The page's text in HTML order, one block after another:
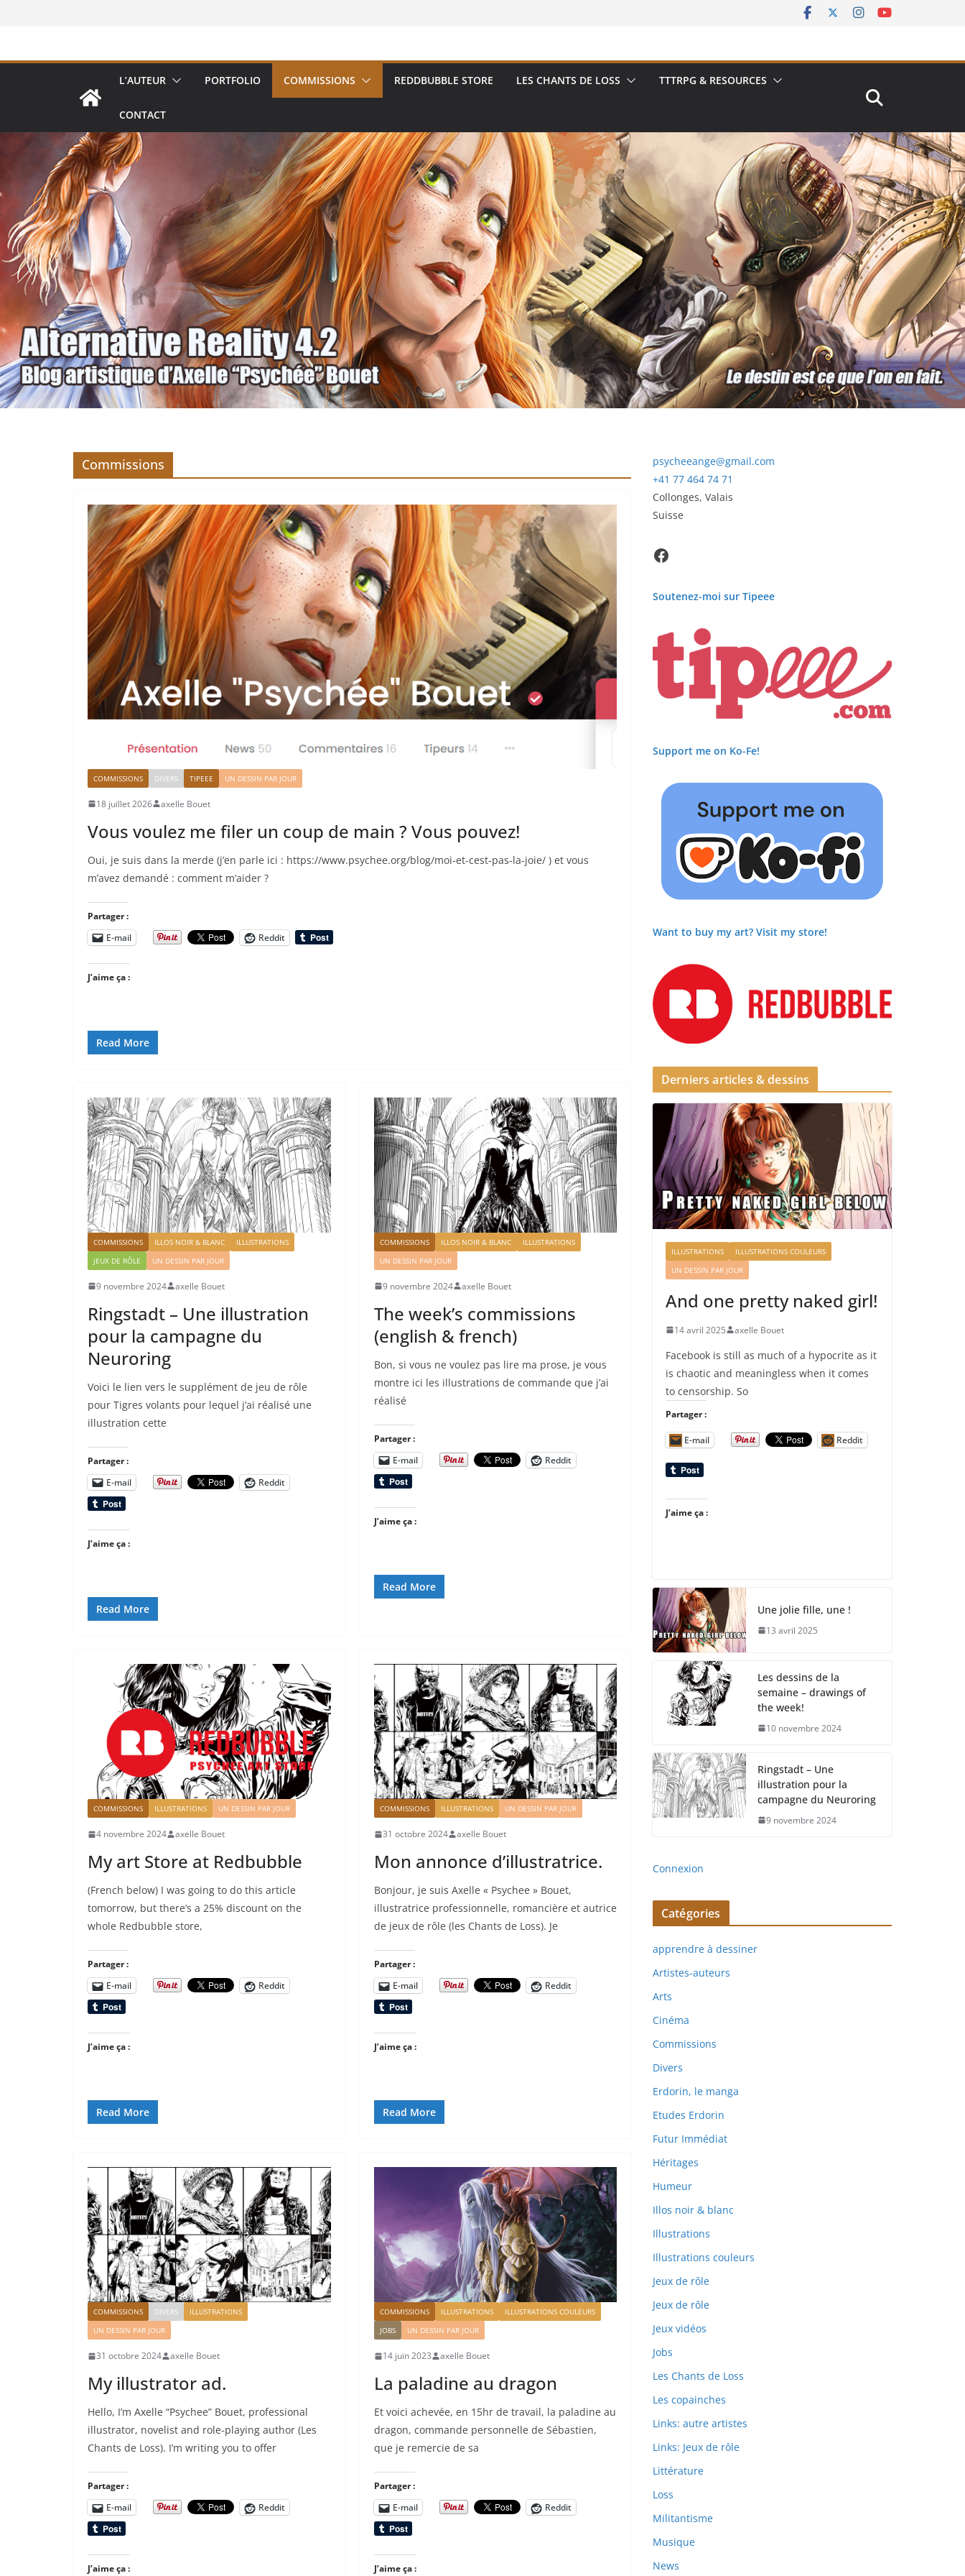
L’AUTEUR PORTFOLIO COMMISSIONS REDDBUBBLE STORE LES CHANTS DE LOSS TTTRPG & RESOURCES
CONTACT
Commissions
COMMISSIONS DIVERS TIPEEE UN DESSIN PAR JOUR
18 juillet 2026 axelle Bouet
Vous voulez me filer un coup de main ? Vous pouvez!
Oui, je suis dans la merde (j’en parle ici : https://www.psychee.org/blog/moi-et-cest-pas-la-joie/ ) et vous
m’avez demandé : comment m’aider ?
Partager :
E-mail
Reddit
J’aime ça :
Read More
COMMISSIONS ILLOS NOIR & BLANC
ILLUSTRATIONS
JEUX DE RÔLE
UN DESSIN PAR JOUR
9 novembre 2024 axelle Bouet
Ringstadt – Une illustration
pour la campagne du
Neuroring
Voici le lien vers le supplément de jeu de rôle
pour Tigres volants pour lequel j’ai réalisé une
illustration cette
Partager :
E-mail
Reddit
J’aime ça :
Read More
COMMISSIONS ILLOS NOIR & BLANC
ILLUSTRATIONS
UN DESSIN PAR JOUR
9 novembre 2024 axelle Bouet
The week’s commissions
(english & french)
Bon, si vous ne voulez pas lire ma prose, je vous
montre ici les illustrations de commande que j’ai
réalisé
Partager :
E-mail
Reddit
J’aime ça :
Read More
COMMISSIONS ILLUSTRATIONS UN DESSIN PAR JOUR
4 novembre 2024 axelle Bouet
My art Store at Redbubble
(French below) I was going to do this article
tomorrow, but there’s a 25% discount on the
whole Redbubble store,
Partager :
E-mail
Reddit
J’aime ça :
Read More
COMMISSIONS ILLUSTRATIONS UN DESSIN PAR JOUR
31 octobre 2024 axelle Bouet
Mon annonce d’illustratrice.
Bonjour, je suis Axelle « Psychee » Bouet,
illustratrice professionnelle, romancière et autrice
de jeux de rôle (les Chants de Loss). Je
Partager :
E-mail
Reddit
J’aime ça :
Read More
COMMISSIONS DIVERS
ILLUSTRATIONS
UN DESSIN PAR JOUR
31 octobre 2024 axelle Bouet
My illustrator ad.
Hello, I’m Axelle “Psychee” Bouet, professional
illustrator, novelist and role-playing author (Les
Chants de Loss). I’m writing you to offer
Partager :
E-mail
Reddit
J’aime ça :
COMMISSIONS ILLUSTRATIONS
ILLUSTRATIONS COULEURS
JOBS
UN DESSIN PAR JOUR
14 juin 2023 axelle Bouet
La paladine au dragon
Et voici achevée, en 15hr de travail, la paladine au
dragon, commande personnelle de Sébastien,
que je remercie de sa
Partager :
E-mail
Reddit
J’aime ça :
psycheeange@gmail.com
+41 77 464 74 71
Collonges, Valais
Suisse
Facebook
Soutenez-moi sur Tipeee
Support me on Ko-Fe!
Want to buy my art? Visit my store!
Derniers articles & dessins
ILLUSTRATIONS
ILLUSTRATIONS COULEURS
UN DESSIN PAR JOUR
And one pretty naked girl!
14 avril 2025 axelle Bouet
Facebook is still as much of a hypocrite as it
is chaotic and meaningless when it comes
to censorship. So
Partager :
E-mail Reddit
J’aime ça :
Une jolie fille, une !
13 avril 2025
Les dessins de la
semaine – drawings of
the week!
10 novembre 2024
Ringstadt – Une
illustration pour la
campagne du Neuroring
9 novembre 2024
Connexion
Catégories
apprendre à dessiner
Artistes-auteurs
Arts
Cinéma
Commissions
Divers
Erdorin, le manga
Etudes Erdorin
Futur Immédiat
Héritages
Humeur
Illos noir & blanc
Illustrations
Illustrations couleurs
Jeux de rôle
Jeux de rôle
Jeux vidéos
Jobs
Les Chants de Loss
Les copainches
Links: autre artistes
Links: Jeux de rôle
Littérature
Loss
Militantisme
Musique
News